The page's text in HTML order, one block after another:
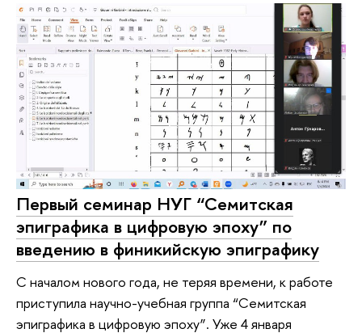
Первый семинар НУГ “Семитская
эпиграфика в цифровую эпоху” по
введению в финикийскую эпиграфику
С началом нового года, не теряя времени, к работе
приступила научно-учебная группа “Семитская
эпиграфика в цифровую эпоху”. Уже 4 января